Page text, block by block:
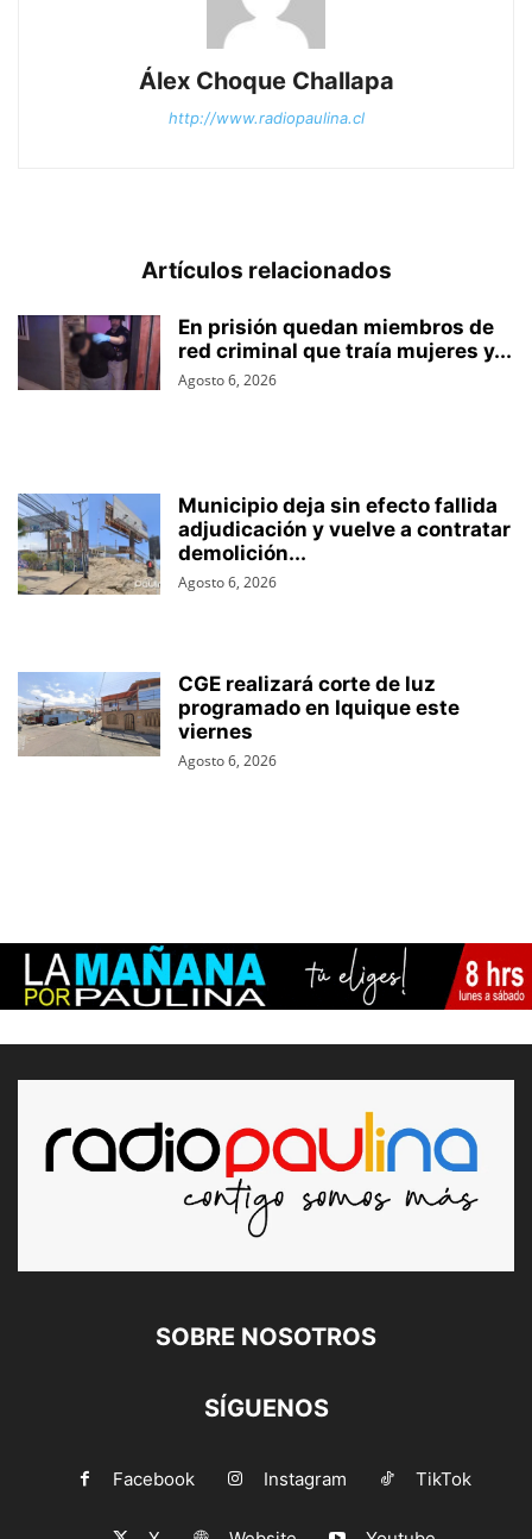
Álex Choque Challapa
http://www.radiopaulina.cl
Artículos relacionados
En prisión quedan miembros de
red criminal que traía mujeres y...
Agosto 6, 2026
Municipio deja sin efecto fallida
adjudicación y vuelve a contratar
demolición...
Agosto 6, 2026
CGE realizará corte de luz
programado en Iquique este
viernes
Agosto 6, 2026
SOBRE NOSOTROS
SÍGUENOS
Facebook Instagram TikTok